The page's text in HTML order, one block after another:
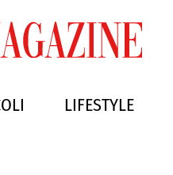
LIFESTYLE